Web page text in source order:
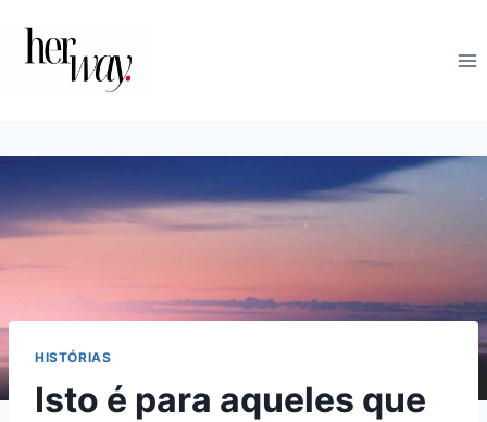
HISTÓRIAS
Isto é para aqueles que